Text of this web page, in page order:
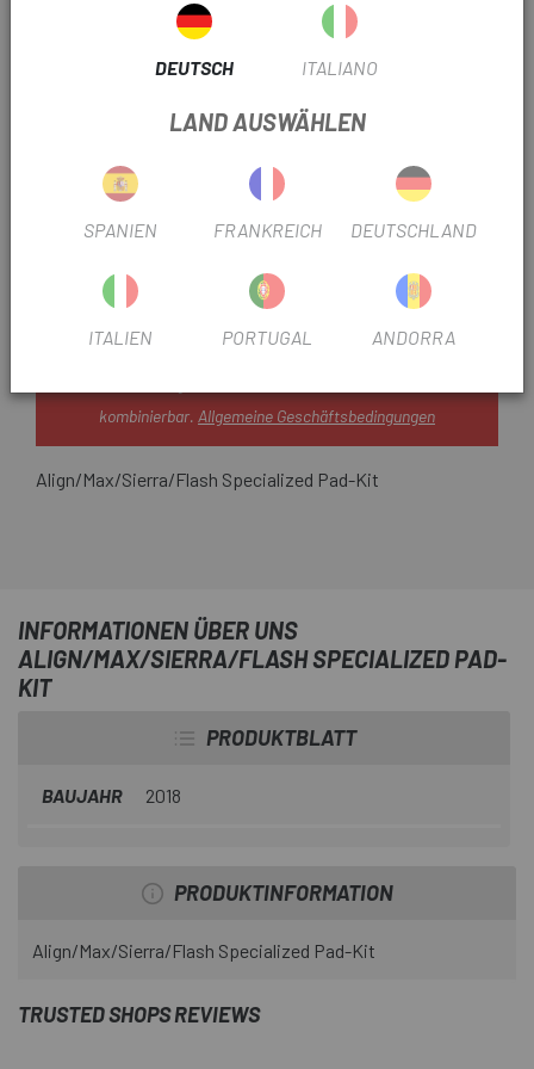
Schwarz
BENACHRICHTIGE MICH, WENN ES VERFÜGBAR IST
10 % RABATT IN IHREM WARENKORB
kombinierbar. Allgemeine Geschäftsbedingungen
Align/Max/Sierra/Flash Specialized Pad-Kit
INFORMATIONEN ÜBER UNS
ALIGN/MAX/SIERRA/FLASH SPECIALIZED PAD-
KIT
PRODUKTBLATT
BAUJAHR 2018
PRODUKTINFORMATION
Align/Max/Sierra/Flash Specialized Pad-Kit
TRUSTED SHOPS REVIEWS
DEUTSCH ITALIANO
LAND AUSWÄHLEN
SPANIEN FRANKREICH DEUTSCHLAND
ITALIEN PORTUGAL ANDORRA